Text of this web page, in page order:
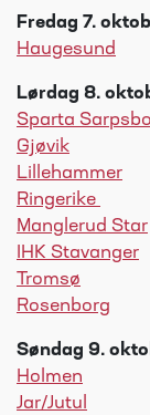
Fredag 7.
Haugesund
Lørdag 8.
Sparta
Gjøvik
Lillehammer
Ringerike
Manglerud Star
IHK Stavanger
Tromsø
Rosenborg
Søndag 9.
Holmen
Jar/Jutul